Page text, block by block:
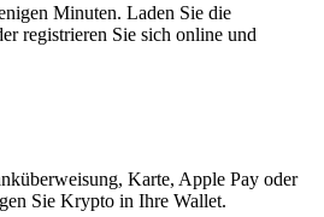
Minuten. Laden Sie die
registrieren Sie sich online und
Karte, Apple Pay oder
Sie Krypto in Ihre Wallet.